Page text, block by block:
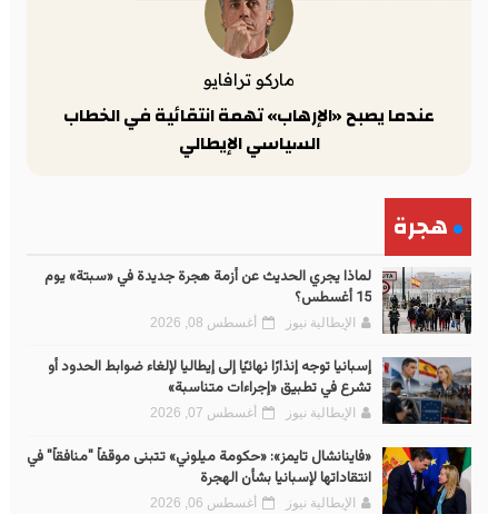
ماركو ترافايو
عندما يصبح «الإرهاب» تهمة انتقائية في الخطاب
السياسي الإيطالي
هجرة
لماذا يجري الحديث عن أزمة هجرة جديدة في «سبتة» يوم
15 أغسطس؟
الإيطالية نيوز أغسطس 08, 2026
إسبانيا توجه إنذارًا نهائيًا إلى إيطاليا لإلغاء ضوابط الحدود أو
تشرع في تطبيق «إجراءات متناسبة»
الإيطالية نيوز أغسطس 07, 2026
«فاينانشال تايمز»: «حكومة ميلوني» تتبنى موقفاً "منافقاً" في
انتقاداتها لإسبانيا بشأن الهجرة
الإيطالية نيوز أغسطس 06, 2026